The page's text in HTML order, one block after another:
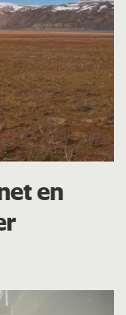
en